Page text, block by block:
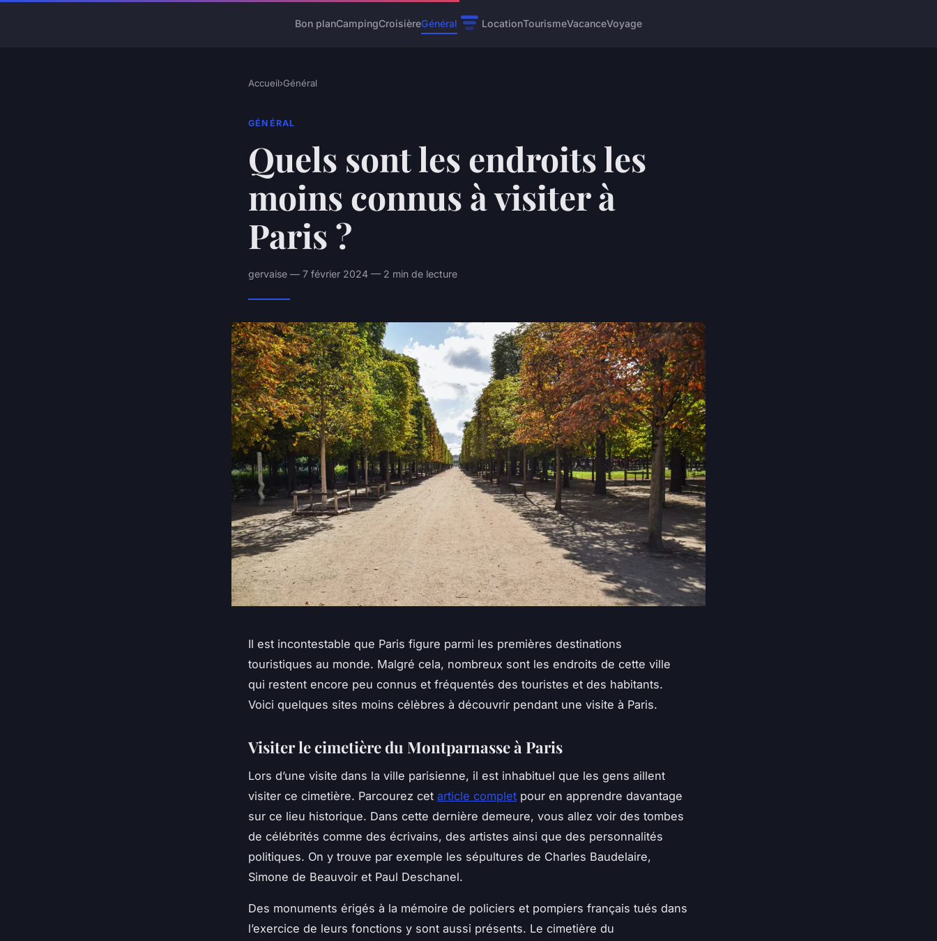
Bon planCampingCroisièreGénéral LocationTourismeVacanceVoyage
Accueil›Général
GÉNÉRAL
Quels sont les endroits les
moins connus à visiter à
Paris ?
gervaise — 7 février 2024 — 2 min de lecture
Il est incontestable que Paris figure parmi les premières destinations
touristiques au monde. Malgré cela, nombreux sont les endroits de cette ville
qui restent encore peu connus et fréquentés des touristes et des habitants.
Voici quelques sites moins célèbres à découvrir pendant une visite à Paris.
Visiter le cimetière du Montparnasse à Paris
Lors d’une visite dans la ville parisienne, il est inhabituel que les gens aillent
visiter ce cimetière. Parcourez cet article complet pour en apprendre davantage
sur ce lieu historique. Dans cette dernière demeure, vous allez voir des tombes
de célébrités comme des écrivains, des artistes ainsi que des personnalités
politiques. On y trouve par exemple les sépultures de Charles Baudelaire,
Simone de Beauvoir et Paul Deschanel.
Des monuments érigés à la mémoire de policiers et pompiers français tués dans
l’exercice de leurs fonctions y sont aussi présents. Le cimetière du